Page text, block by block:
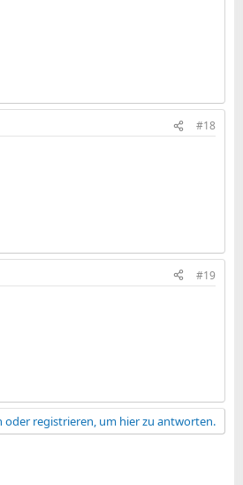
#18
#19
oder registrieren, um hier zu antworten.